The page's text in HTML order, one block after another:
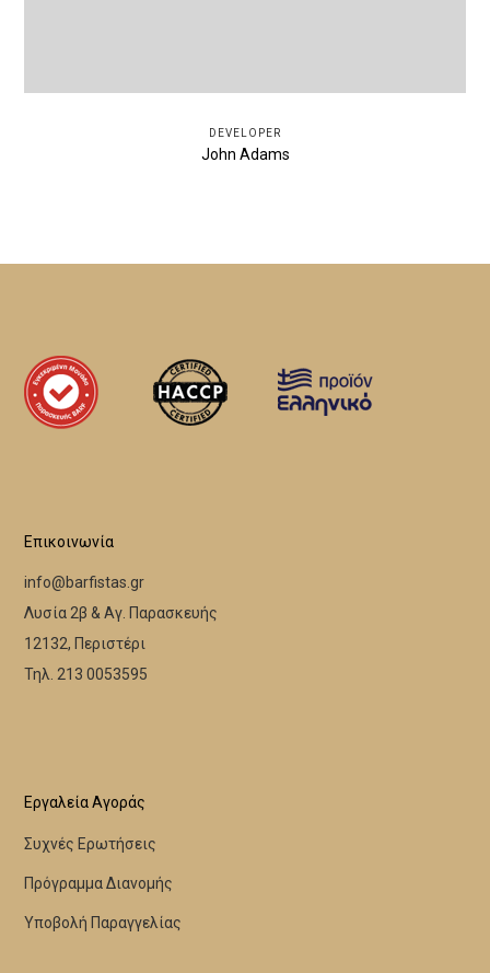
DEVELOPER
John Adams
Επικοινωνία
info@barfistas.gr
Λυσία 2β & Αγ. Παρασκευής
12132, Περιστέρι
Τηλ. 213 0053595
Εργαλεία Αγοράς
Συχνές Ερωτήσεις
Πρόγραμμα Διανομής
Υποβολή Παραγγελίας